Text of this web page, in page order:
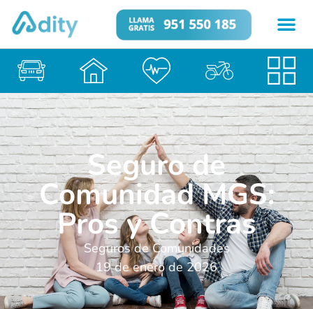
Seguro de
Comunidad MGS:
Pros y Contras
Seguros de Comunidades
19 de enero de 2026